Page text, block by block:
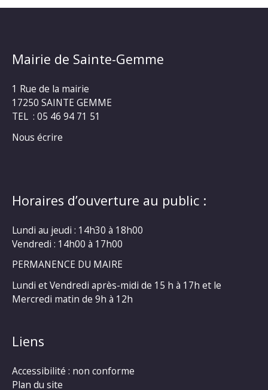
Mairie de Sainte-Gemme
1 Rue de la mairie
17250 SAINTE GEMME
TEL : 05 46 94 71 51
Nous écrire
Horaires d’ouverture au public :
Lundi au jeudi : 14h30 à 18h00
Vendredi : 14h00 à 17h00
PERMANENCE DU MAIRE
Lundi et Vendredi après-midi de 15 h à 17h et le
Mercredi matin de 9h à 12h
Liens
Accessibilité : non conforme
Plan du site